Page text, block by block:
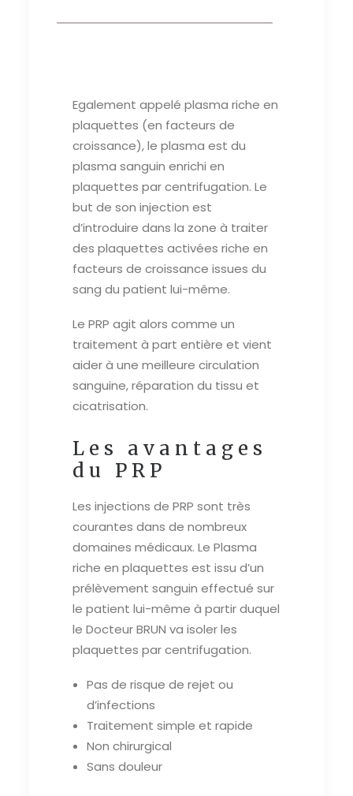
Egalement appelé plasma riche en
plaquettes (en facteurs de
croissance), le plasma est du
plasma sanguin enrichi en
plaquettes par centrifugation. Le
but de son injection est
d’introduire dans la zone à traiter
des plaquettes activées riche en
facteurs de croissance issues du
sang du patient lui-même.
Le PRP agit alors comme un
traitement à part entière et vient
aider à une meilleure circulation
sanguine, réparation du tissu et
cicatrisation.
Les avantages
du PRP
Les injections de PRP sont très
courantes dans de nombreux
domaines médicaux. Le Plasma
riche en plaquettes est issu d’un
prélèvement sanguin effectué sur
le patient lui-même à partir duquel
le Docteur BRUN va isoler les
plaquettes par centrifugation.
Pas de risque de rejet ou
d’infections
Traitement simple et rapide
Non chirurgical
Sans douleur